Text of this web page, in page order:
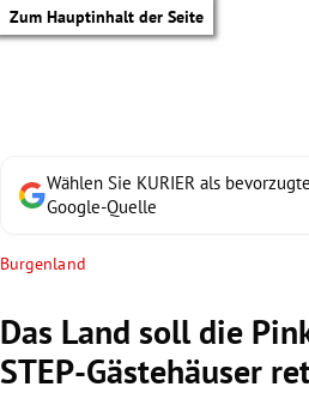
Zum Hauptinhalt der Seite
Wählen Sie KURIER als bevorzugte
Google-Quelle
Burgenland
Das Land soll die
STEP-Gästehäuser